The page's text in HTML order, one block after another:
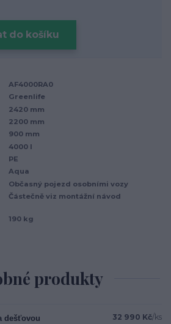
do košíku
AF4000RA0
Greenlife
2420 mm
2200 mm
900 mm
4000 l
PE
Aqua
Občasný pojezd osobními vozy
Částečně viz montážní návod
190 kg
produkty
dešťovou
32 990 Kč/ks